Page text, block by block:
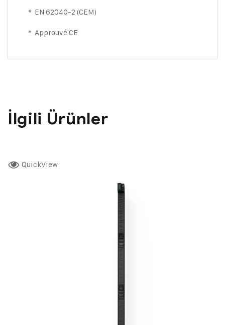
* EN 62040-2 (CEM)
* Approuvé CE
İlgili Ürünler
QuickView